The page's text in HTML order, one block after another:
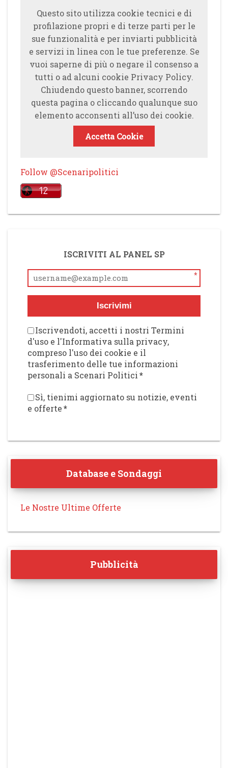
Questo sito utilizza cookie tecnici e di
profilazione propri e di terze parti per le
sue funzionalità e per inviarti pubblicità
e servizi in linea con le tue preferenze. Se
vuoi saperne di più o negare il consenso a
tutti o ad alcuni cookie Privacy Policy.
Chiudendo questo banner, scorrendo
questa pagina o cliccando qualunque suo
elemento acconsenti all’uso dei cookie.
Accetta Cookie
Follow @Scenaripolitici
ISCRIVITI AL PANEL SP
*
Iscrivimi
Iscrivendoti, accetti i nostri Termini
d'uso e l'Informativa sulla privacy,
compreso l'uso dei cookie e il
trasferimento delle tue informazioni
personali a Scenari Politici*
Sì, tienimi aggiornato su notizie, eventi
e offerte*
Database e Sondaggi
Le Nostre Ultime Offerte
Pubblicità